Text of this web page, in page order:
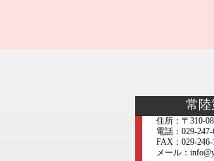
常陸
住所：〒310-
電話：029-247-
FAX：029-246-
メール：